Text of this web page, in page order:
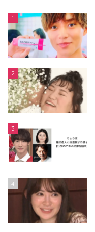
1
2
3
4